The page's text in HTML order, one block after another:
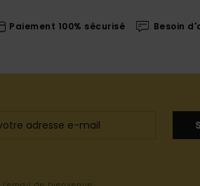
Paiement 100% sécurisé Besoin